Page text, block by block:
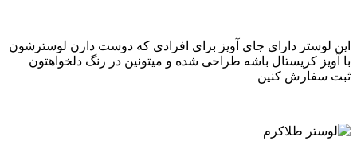
این لوستر دارای جای آویز برای افرادی که دوست دارن لوسترشون
با آویز کریستال باشه طراحی شده و میتونین در رنگ دلخواهتون
ثبت سفارش کنین